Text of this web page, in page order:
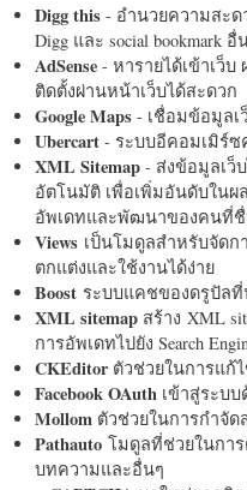
Digg this - อำนวยความสะด
Digg และ social bookmark อื่
AdSense - หารายได้เข้าเว็บ
ติดตั้งผ่านหน้าเว็บได้สะดวก
Google Maps - เชื่อมข้อมูลเ
Ubercart - ระบบอีคอมเมิร์ซ
XML Sitemap - ส่งข้อมูลเว็บ
อัตโนมัติ เพื่อเพิ่มอันดับใน
อัพเดทและพัฒนาของคนที่
Views เป็นโมดูลสำหรับจัดก
ตกแต่งและใช้งานได้ง่าย
Boost ระบบแคชของดรูปัล
XML sitemap สร้าง XML
การอัพเดทไปยัง Search
CKEditorตัวช่วยในการแก้
Facebook OAuth เข้าสู่ระบบ
Mollom ตัวช่วยในการกำจัด
Pathauto โมดูลที่ช่วยในกา
บทความและอื่นๆ